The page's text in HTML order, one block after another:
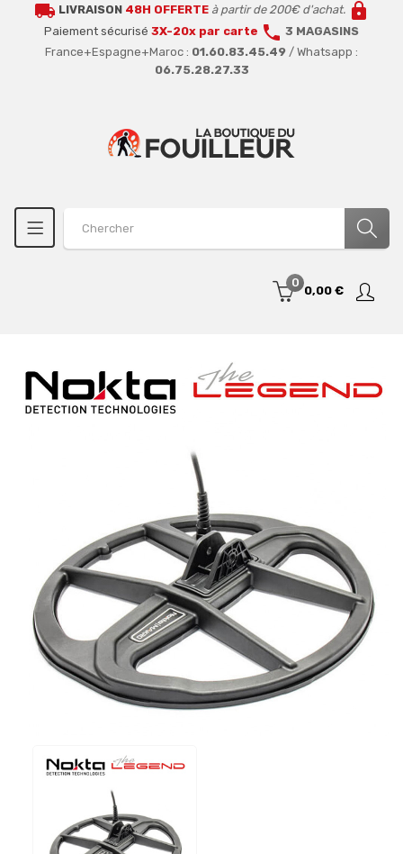
local_shipping LIVRAISON 48H OFFERTE à partir de 200€ d'achat. lock
Paiement sécurisé 3X-20x par carte call 3 MAGASINS
France+Espagne+Maroc : 01.60.83.45.49 / Whatsapp :
06.75.28.27.33
0
0,00 €